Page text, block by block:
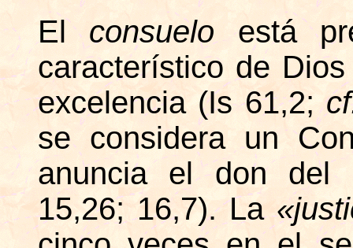
El consueloestá
característico de
excelencia (Is 61,2;
se considera un
anuncia el don del
15,26; 16,7). La